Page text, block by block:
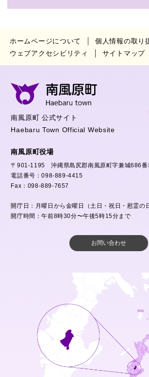
ホームページについて
個人情報の取り
ウェブアクセシビリティ
サイトマップ
南風原町 公式サイト
Haebaru Town Official Website
南風原町役場
〒901-1195 沖縄県島尻郡南風原町字兼城686番
電話番号：098-889-4415
Fax：098-889-7657
開庁日：月曜日から金曜日（土日・祝日・慰霊の
開庁時間：午前8時30分〜午後5時15分まで
お問い合わせ